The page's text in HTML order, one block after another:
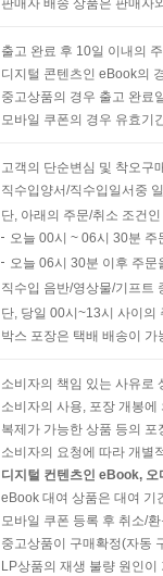
판매자 배송 상품은 판매자
출고 완료 후 10일 이내의
디지털 콘텐츠인 eBook의
중고상품의 경우 출고 완료
모바일 쿠폰의 경우 유효기
고객의 단순변심 및 착오구
직수입양서/직수입일서중
단, 아래의 주문/취소 조건
오늘 00시 ~ 06시 30분
오늘 06시 30분 이후 주
직수입 음반/영상물/기프트
단, 당일 00시~13시 사이의
박스 포장은 택배 배송이
소비자의 책임 있는 사유로
소비자의 사용, 포장 개봉
복제가 가능한 상품 등의
소비자의 요청에 따라 개별
디지털 컨텐츠인 eBook,
eBook 대여 상품은 대여 기
모바일 쿠폰 등록 후 취소/
중고상품이 구매확정(자동
LP상품의 재생 불량 원인